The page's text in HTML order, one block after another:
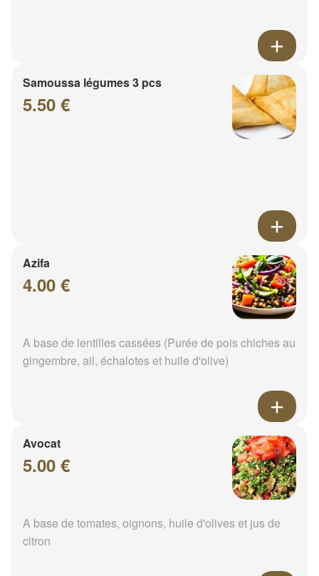
Samoussa légumes 3 pcs
5.50 €
Azifa
4.00 €
A base de lentilles cassées (Purée de pois chiches au
gingembre, ail, échalotes et huile d'olive)
Avocat
5.00 €
A base de tomates, oignons, huile d'olives et jus de
citron